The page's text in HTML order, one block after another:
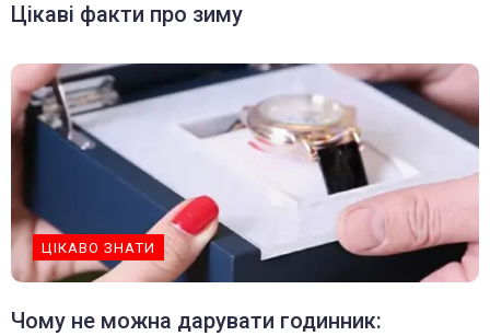
Цікаві факти про зиму
ЦІКАВО ЗНАТИ
Чому не можна дарувати годинник: